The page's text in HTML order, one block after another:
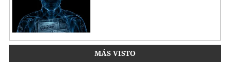
MÁS VISTO